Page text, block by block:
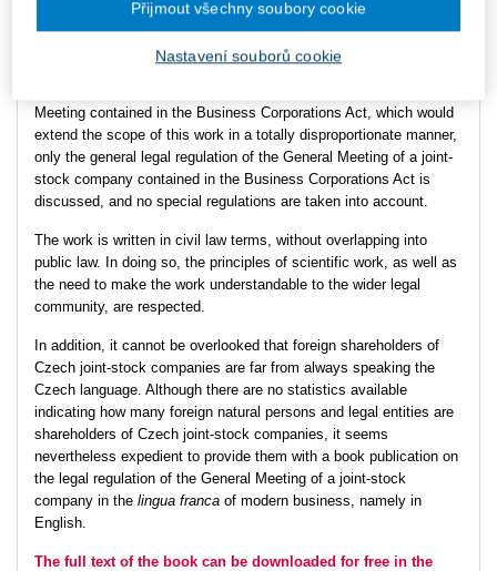
The basis of the work is an analysis of the applicable legislation,
taking into account the applicable field-specific literature and case
law. In view of the large number of special laws that modify to
Meeting contained in the Business Corporations Act, which would
extend the scope of this work in a totally disproportionate manner,
only the general legal regulation of the General Meeting of a joint-
stock company contained in the Business Corporations Act is
discussed, and no special regulations are taken into account.
The work is written in civil law terms, without overlapping into
public law. In doing so, the principles of scientific work, as well as
the need to make the work understandable to the wider legal
community, are respected.
In addition, it cannot be overlooked that foreign shareholders of
Czech joint-stock companies are far from always speaking the
Czech language. Although there are no statistics available
indicating how many foreign natural persons and legal entities are
shareholders of Czech joint-stock companies, it seems
nevertheless expedient to provide them with a book publication on
the legal regulation of the General Meeting of a joint-stock
company in the lingua franca of modern business, namely in
English.
The full text of the book can be downloaded for free in the
Nastavení souborů cookie
Přijmout všechny soubory cookie